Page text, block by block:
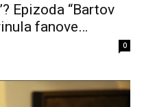
Epizoda “Bartov
fanove…
0